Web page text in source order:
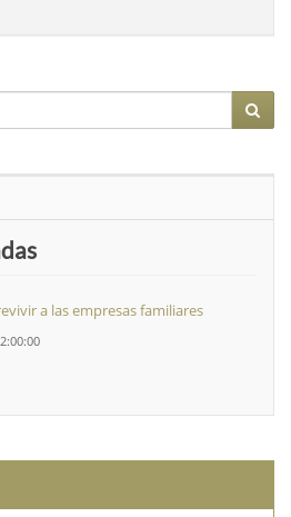
a las empresas familiares